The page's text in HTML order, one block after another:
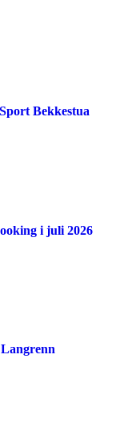
Bekkestua
i juli 2026